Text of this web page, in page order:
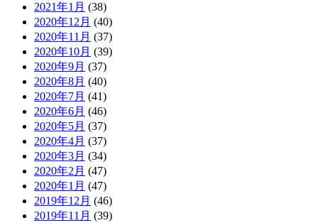
2021年1月 (38)
2020年12月 (40)
2020年11月 (37)
2020年10月 (39)
2020年9月 (37)
2020年8月 (40)
2020年7月 (41)
2020年6月 (46)
2020年5月 (37)
2020年4月 (37)
2020年3月 (34)
2020年2月 (47)
2020年1月 (47)
2019年12月 (46)
2019年11月 (39)